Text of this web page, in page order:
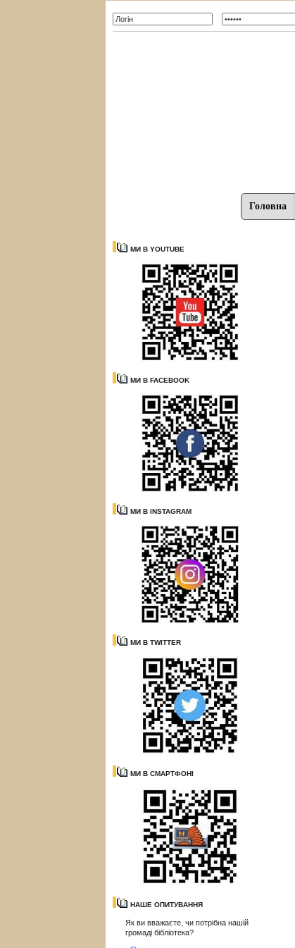
Головна
МИ В YOUTUBE
МИ В FACEBOOK
МИ В INSTAGRAM
МИ В TWITTER
МИ В СМАРТФОНІ
НАШЕ ОПИТУВАННЯ
Як ви вважаєте, чи потрібна нашій
громаді бібліотека?